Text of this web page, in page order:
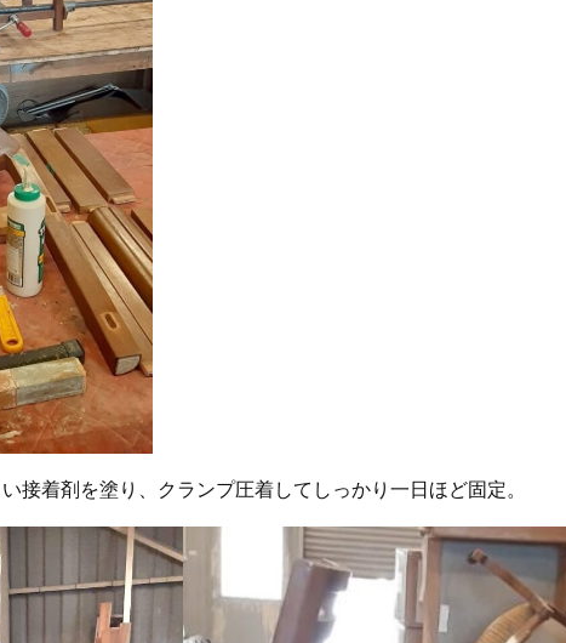
接着剤を塗り、クランプ圧着してしっかり一日ほど固定。